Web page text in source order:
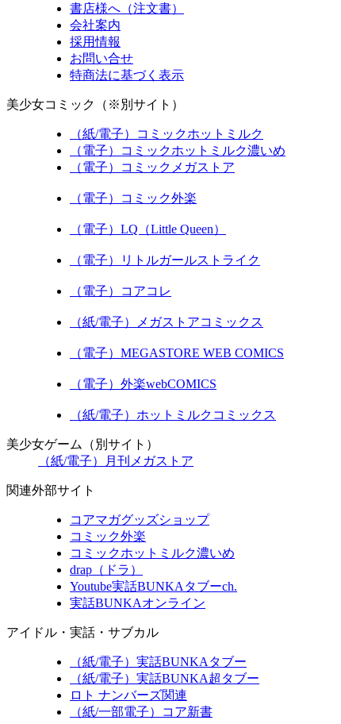
書店様へ（注文書）
会社案内
採用情報
お問い合せ
特商法に基づく表示
美少女コミック（※別サイト）
（紙/電子）コミックホットミルク
（電子）コミックホットミルク濃いめ
（電子）コミックメガストア
（電子）コミック外楽
（電子）LQ（Little Queen）
（電子）リトルガールストライク
（電子）コアコレ
（紙/電子）メガストアコミックス
（電子）MEGASTORE WEB COMICS
（電子）外楽webCOMICS
（紙/電子）ホットミルクコミックス
美少女ゲーム（別サイト）
（紙/電子）月刊メガストア
関連外部サイト
コアマガグッズショップ
コミック外楽
コミックホットミルク濃いめ
drap（ドラ）
Youtube実話BUNKAタブーch.
実話BUNKAオンライン
アイドル・実話・サブカル
（紙/電子）実話BUNKAタブー
（紙/電子）実話BUNKA超タブー
ロト ナンバーズ関連
（紙/一部電子）コア新書